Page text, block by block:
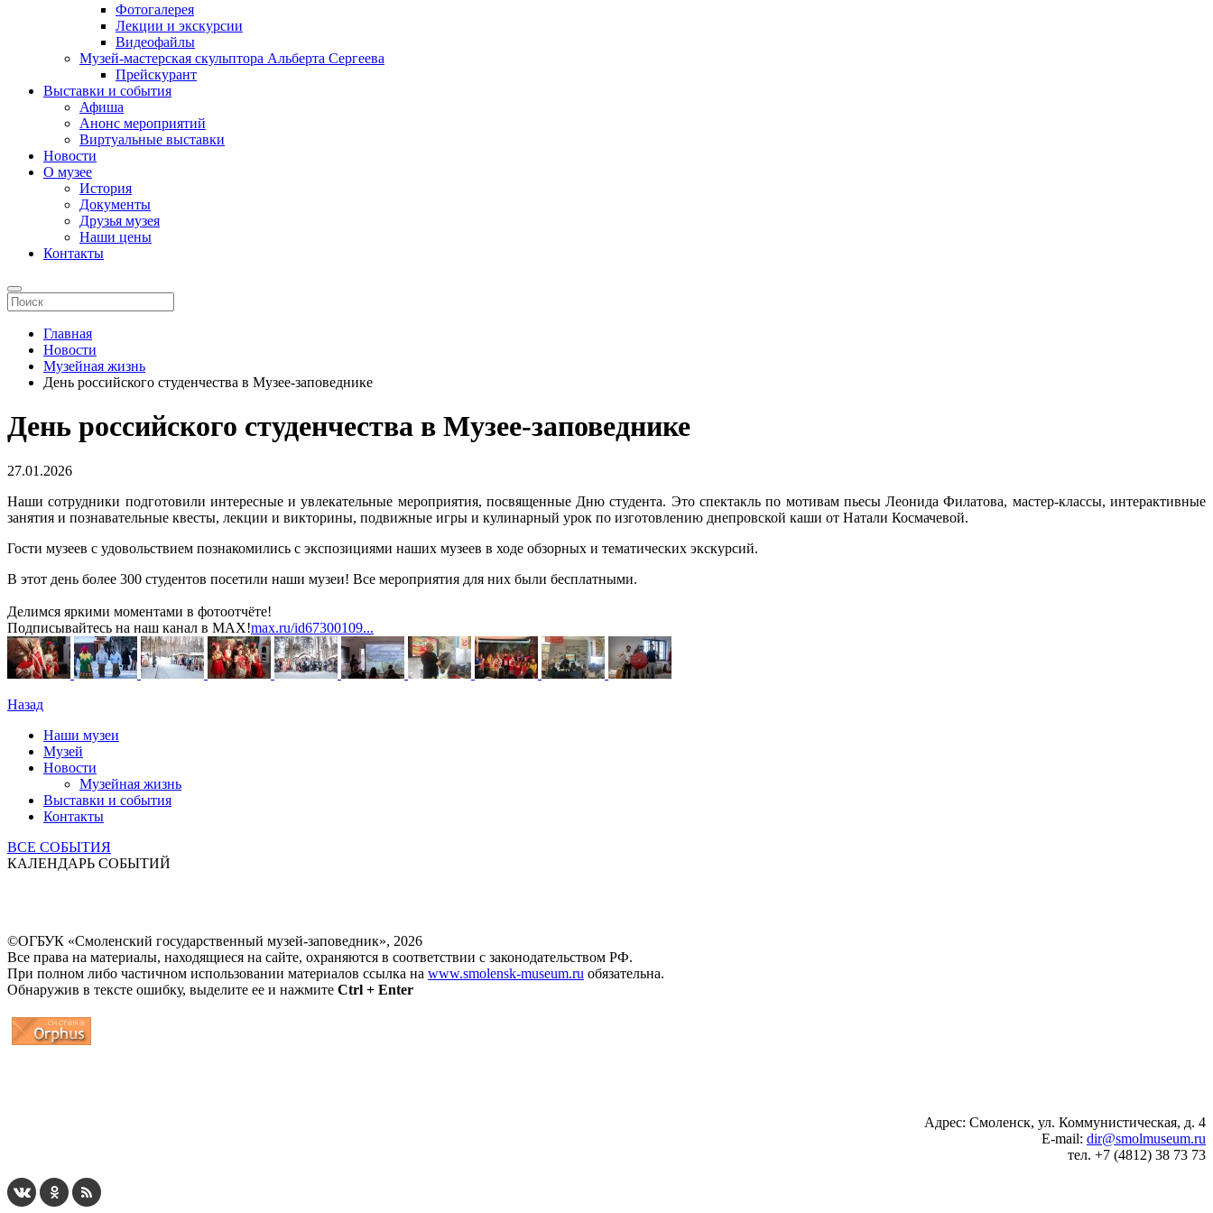
Фотогалерея
Лекции и экскурсии
Видеофайлы
Музей-мастерская скульптора Альберта Сергеева
Прейскурант
Выставки и события
Афиша
Анонс мероприятий
Виртуальные выставки
Новости
О музее
История
Документы
Друзья музея
Наши цены
Контакты
Главная
Новости
Музейная жизнь
День российского студенчества в Музее-заповеднике
День российского студенчества в Музее-заповеднике
27.01.2026
Наши сотрудники подготовили интересные и увлекательные мероприятия, посвященные Дню студента. Это спектакль по мотивам пьесы Леонида Филатова, мастер-классы, интерактивные
занятия и познавательные квесты, лекции и викторины, подвижные игры и кулинарный урок по изготовлению днепровской каши от Натали Космачевой.
Гости музеев с удовольствием познакомились с экспозициями наших музеев в ходе обзорных и тематических экскурсий.
В этот день более 300 студентов посетили наши музеи! Все мероприятия для них были бесплатными.
Делимся яркими моментами в фотоотчёте!
Подписывайтесь на наш канал в MAX!max.ru/id67300109...
Назад
Наши музеи
Музей
Новости
Музейная жизнь
Выставки и события
Контакты
ВСЕ СОБЫТИЯ
КАЛЕНДАРЬ СОБЫТИЙ
©ОГБУК «Смоленский государственный музей-заповедник», 2026
Все права на материалы, находящиеся на сайте, охраняются в соответствии с законодательством РФ.
При полном либо частичном использовании материалов ссылка на www.smolensk-museum.ru обязательна.
Обнаружив в тексте ошибку, выделите ее и нажмите Ctrl + Enter
Адрес: Смоленск, ул. Коммунистическая, д. 4
E-mail: dir@smolmuseum.ru
тел. +7 (4812) 38 73 73